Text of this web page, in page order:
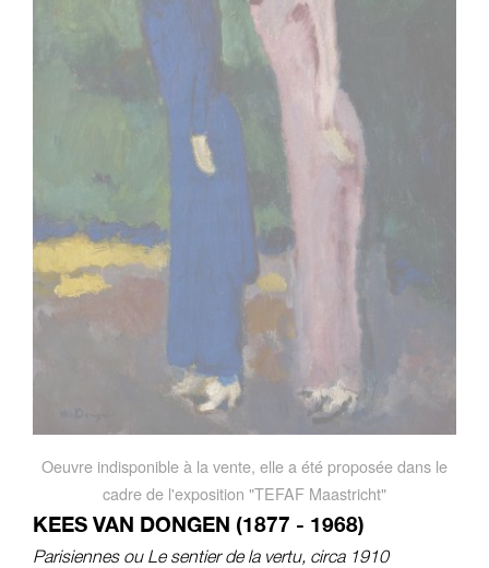
Oeuvre indisponible à la vente, elle a été proposée dans le
cadre de l'exposition "TEFAF Maastricht"
KEES VAN DONGEN (1877 - 1968)
Parisiennes ou Le sentier de la vertu, circa 1910